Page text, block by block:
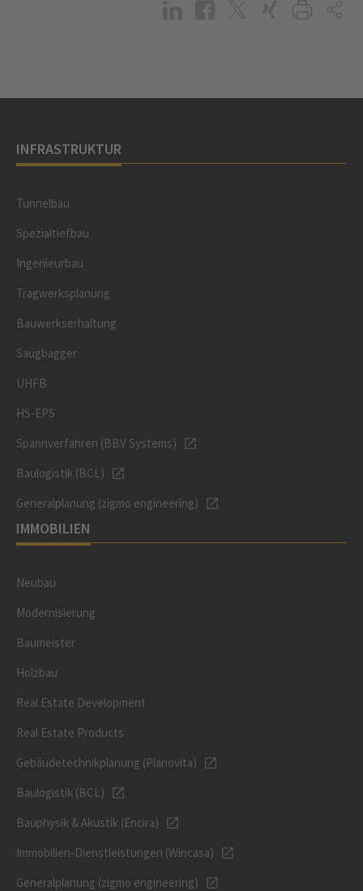
INFRASTRUKTUR
Tunnelbau
Spezialtiefbau
Ingenieurbau
Tragwerksplanung
Bauwerkserhaltung
Saugbagger
UHFB
HS-EPS
Spannverfahren (BBV Systems)
Baulogistik (BCL)
Generalplanung (zigmo engineering)
IMMOBILIEN
Neubau
Modernisierung
Baumeister
Holzbau
Real Estate Development
Real Estate Products
Gebäudetechnikplanung (Planovita)
Baulogistik (BCL)
Bauphysik & Akustik (Encira)
Immobilien-Dienstleistungen (Wincasa)
Generalplanung (zigmo engineering)